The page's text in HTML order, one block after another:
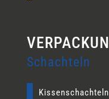
Schachteln
Kissenschachteln